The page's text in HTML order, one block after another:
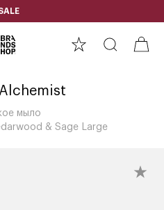
мыло
& Sage Large